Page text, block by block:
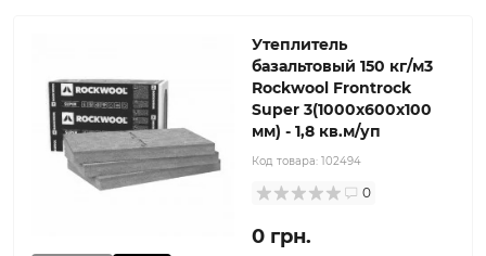
Утеплитель
базальтовый 150 кг/м3
Rockwool Frontrock
Super 3(1000x600x100
мм) - 1,8 кв.м/уп
Код товара: 102494
0
0 грн.